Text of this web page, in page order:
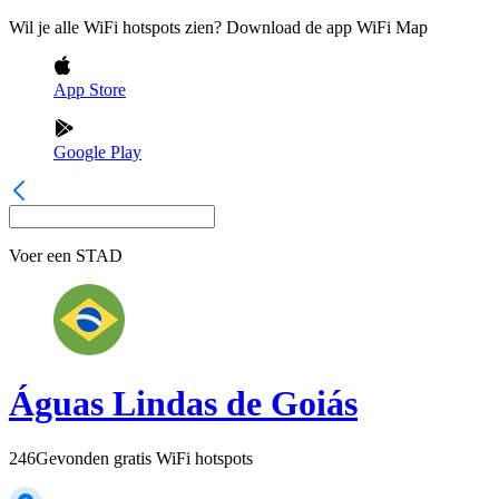
Wil je alle WiFi hotspots zien? Download de app WiFi Map
App Store
Google Play
Voer een STAD
Águas Lindas de Goiás
246Gevonden gratis WiFi hotspots